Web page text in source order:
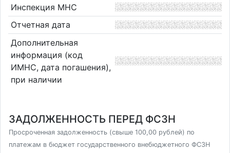
Инспекция МНС
Отчетная дата
Дополнительная
информация (код
ИМНС, дата погашения),
при наличии
ЗАДОЛЖЕННОСТЬ ПЕРЕД ФСЗН
Просроченная задолженность (свыше 100,00 рублей) по
платежам в бюджет государственного внебюджетного ФСЗН